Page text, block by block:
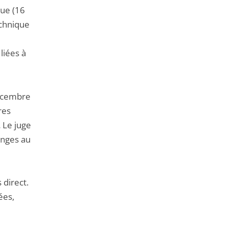
(16
à
juge
au
direct.